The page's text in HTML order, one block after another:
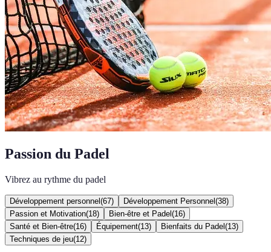
Passion du Padel
Vibrez au rythme du padel
Développement personnel (67) Développement Personnel (38)
Passion et Motivation(18) Bien-être et Padel (16)
Santé et Bien-être(16) Équipement(13) Bienfaits du Padel (13)
Techniques de jeu(12)